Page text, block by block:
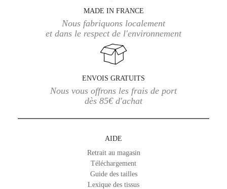
MADE IN FRANCE
Nous fabriquons localement
et dans le respect de l'environnement
ENVOIS GRATUITS
Nous vous offrons les frais de port
dès 85€ d'achat
AIDE
Retrait au magasin
Téléchargement
Guide des tailles
Lexique des tissus